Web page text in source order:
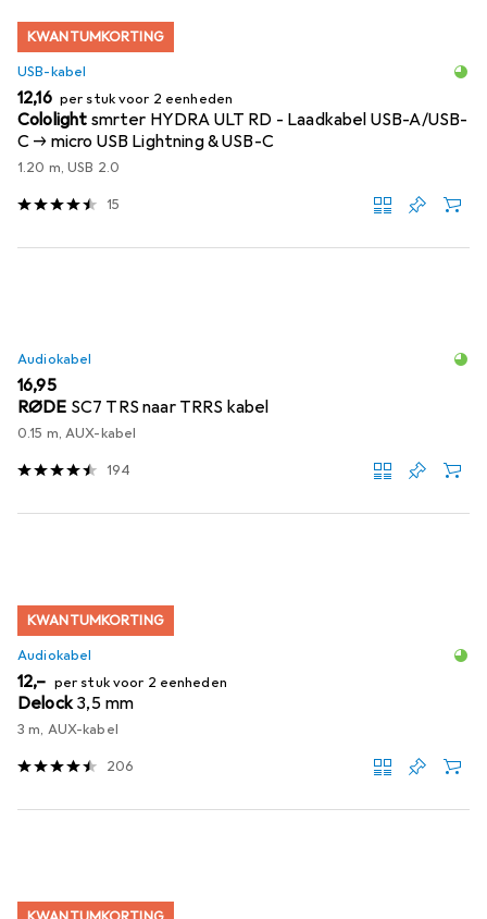
KWANTUMKORTING
USB-kabel
EUR
12,16 per stuk voor 2 eenheden
Cololight smrter HYDRA ULT RD - Laadkabel USB-A/USB-
C -> micro USB Lightning & USB-C
1.20 m, USB 2.0
15
Audiokabel
EUR
16,95
RØDE SC7 TRS naar TRRS kabel
0.15 m, AUX-kabel
194
KWANTUMKORTING
Audiokabel
EUR
12,– per stuk voor 2 eenheden
Delock 3,5 mm
3 m, AUX-kabel
206